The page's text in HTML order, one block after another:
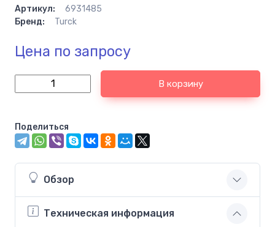
Артикул:
6931485
Бренд:
Turck
Цена по запросу
В корзину
Поделиться
Обзор
Техническая информация